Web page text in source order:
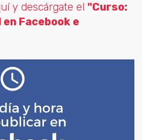
y descárgate el "Curso:
Facebook e